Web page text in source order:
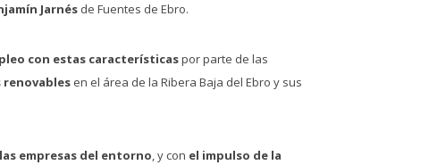
Jarnés de Fuentes de Ebro.
con estas característicaspor parte de las
renovables en el área de la Ribera Baja del Ebro y sus
empresas del entorno, y con el impulso de la